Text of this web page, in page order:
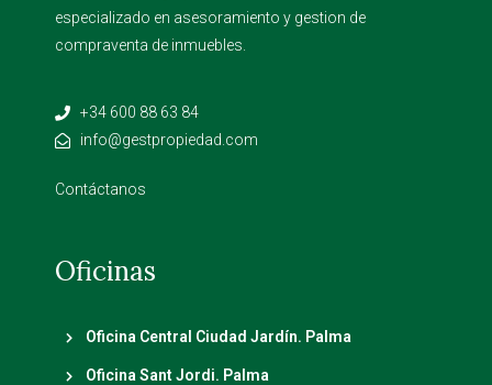
especializado en asesoramiento y gestion de
compraventa de inmuebles.
+34 600 88 63 84
info@gestpropiedad.com
Contáctanos
Oficinas
Oficina Central Ciudad Jardín. Palma
Oficina Sant Jordi. Palma